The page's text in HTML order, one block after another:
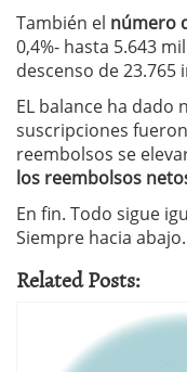
También el número
0,4%- hasta 5.643
descenso de 23.765
EL balance ha dado
suscripciones
reembolsos se
los reembolsos
En fin. Todo sigue
Siempre hacia abajo.
Related Posts: